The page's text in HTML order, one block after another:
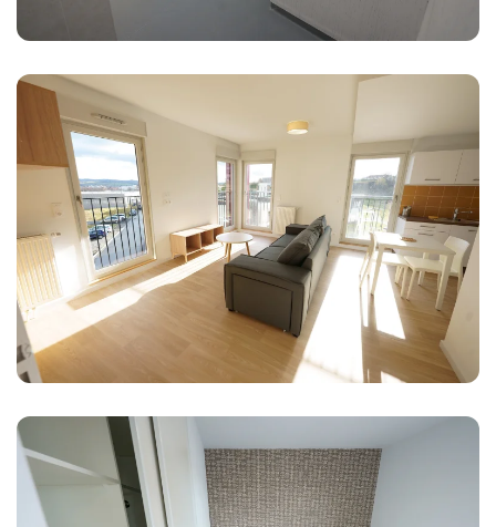
Agrandir